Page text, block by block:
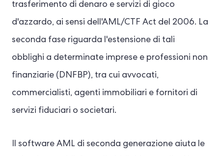
trasferimento di denaro e servizi di gioco
d'azzardo, ai sensi dell'AML/CTF Act del 2006. La
seconda fase riguarda l'estensione di tali
obblighi a determinate imprese e professioni non
finanziarie (DNFBP), tra cui avvocati,
commercialisti, agenti immobiliari e fornitori di
servizi fiduciari o societari.
Il software AML di seconda generazione aiuta le